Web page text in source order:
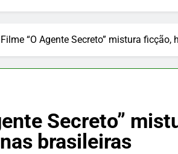
Filme “O Agente Secreto” mistura
Secreto”
brasileiras